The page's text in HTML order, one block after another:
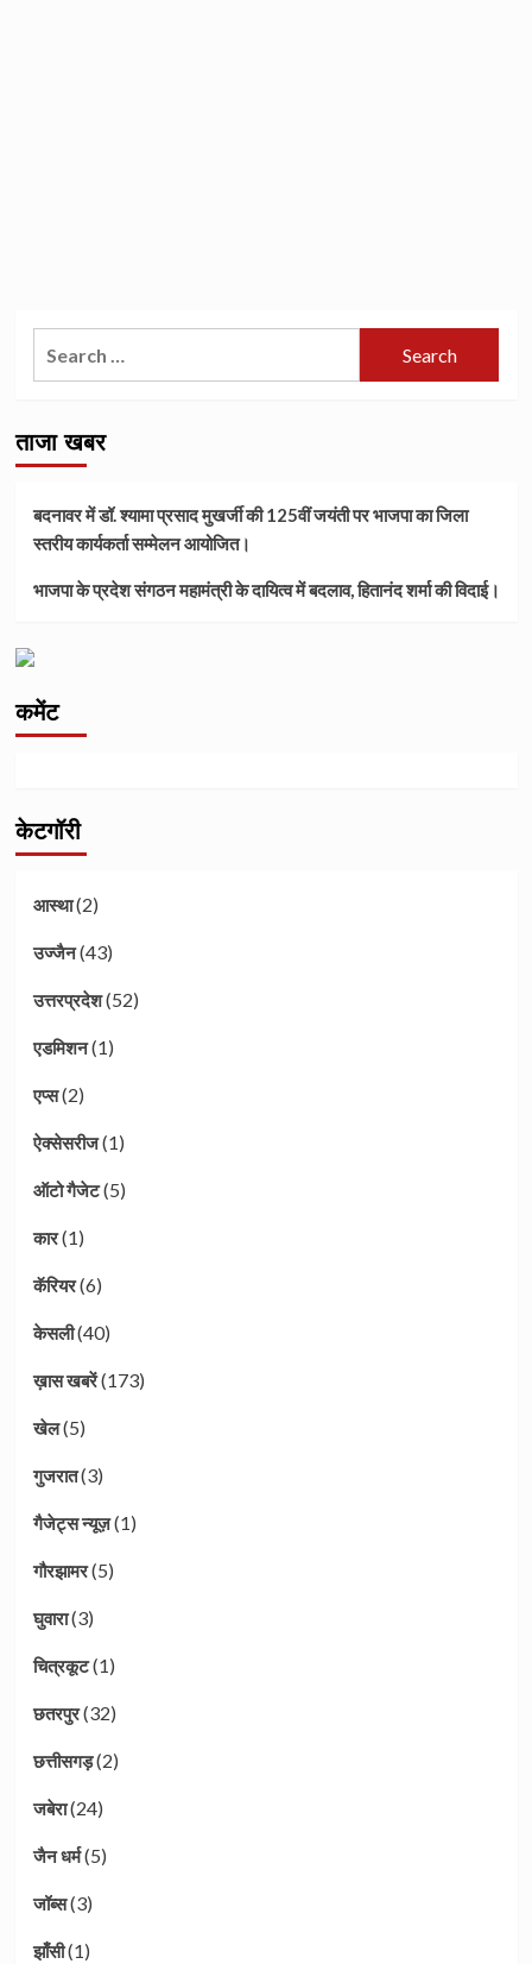
ताजा खबर
बदनावर में डॉ. श्यामा प्रसाद मुखर्जी की 125वीं जयंती पर भाजपा का जिला
स्तरीय कार्यकर्ता सम्मेलन आयोजित।
भाजपा के प्रदेश संगठन महामंत्री के दायित्व में बदलाव, हितानंद शर्मा की विदाई।
कमेंट
केटगॉरी
आस्था(2)
उज्जैन(43)
उत्तरप्रदेश(52)
एडमिशन(1)
एप्स(2)
ऐक्सेसरीज(1)
ऑटो गैजेट(5)
कार(1)
कॅरियर(6)
केसली(40)
ख़ास खबरें(173)
खेल(5)
गुजरात(3)
गैजेट्स न्यूज़(1)
गौरझामर(5)
घुवारा(3)
चित्रकूट(1)
छतरपुर(32)
छत्तीसगड़(2)
जबेरा(24)
जैन धर्म(5)
जॉब्स(3)
झाँसी(1)